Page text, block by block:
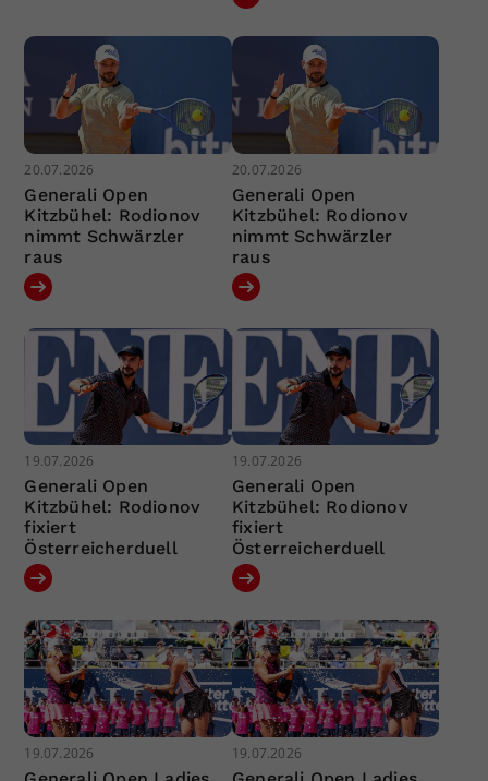
20.07.2026
Generali Open
Kitzbühel: Rodionov
nimmt Schwärzler
raus
20.07.2026
Generali Open
Kitzbühel: Rodionov
nimmt Schwärzler
raus
19.07.2026
Generali Open
Kitzbühel: Rodionov
fixiert
Österreicherduell
19.07.2026
Generali Open
Kitzbühel: Rodionov
fixiert
Österreicherduell
19.07.2026 19.07.2026